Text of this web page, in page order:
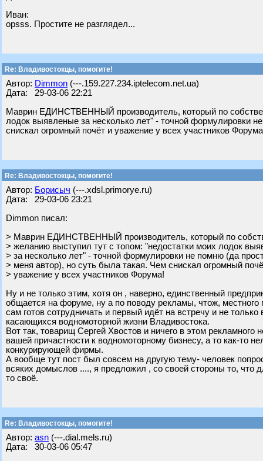
Иван:
opsss. Простите не разглядел...
Re: Владивостокцы, помогите!
Автор: Dimmon (---.159.227.234.iptelecom.net.ua)
Дата: 29-03-06 22:21
Маврин ЕДИНСТВЕННЫЙ производитель, который по
лодок выявленые за несколько лет" - точной формулировки
снискал огромный почёт и уважение у всех участников
Re: Владивостокцы, помогите!
Автор: Борисыч (---.xdsl.primorye.ru)
Дата: 29-03-06 23:21
Dimmon писал:
> Маврин ЕДИНСТВЕННЫЙ производитель, который по
> желанию выступил тут с топом: "недостатки моих лодок
> за несколько лет" - точной формулировки не помню (да
> меня автор), но суть была такая. Чем снискал огромный
> уважение у всех участников Форума!
Ну и не только этим, хотя он , наверно, единственный
общается на форуме, ну а по поводу рекламы, чтож,
сам готов сотрудничать и первый идёт на встречу и не
касающихся водномоторной жизни Владивостока.
Вот так, товарищ Сергей Хвостов и ничего в этом
вашей причастности к водномоторному бизнесу, а то как-то
конкурирующей фирмы.
А вообще тут пост был совсем на другую тему- человек
всяких домыслов ...., я предложил , со своей стороны то, что
то своё.
Re: Владивостокцы, помогите!
Автор: asn (---.dial.mels.ru)
Дата: 30-03-06 05:47